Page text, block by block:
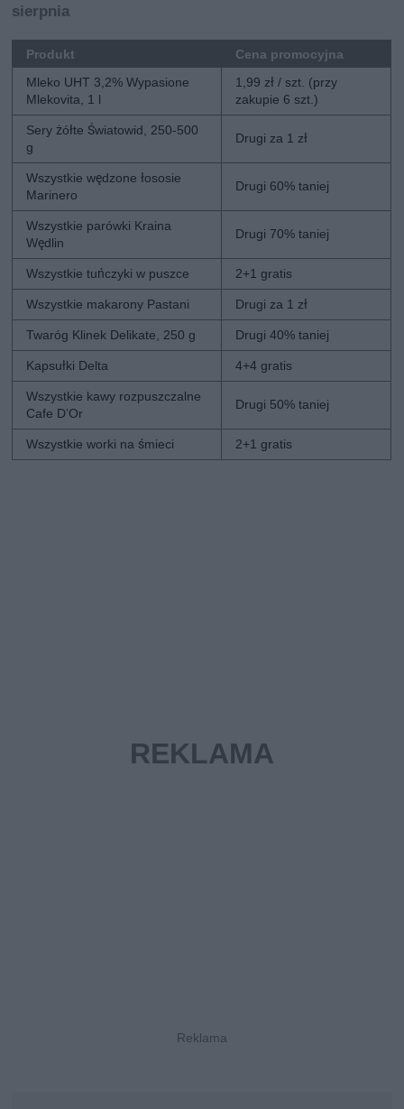
sierpnia
Produkt
Cena promocyjna
Mleko UHT 3,2% Wypasione
Mlekovita, 1 l
1,99 zł / szt. (przy
zakupie 6 szt.)
Sery żółte Światowid, 250-500
g
Drugi za 1 zł
Wszystkie wędzone łososie
Marinero
Drugi 60% taniej
Wszystkie parówki Kraina
Wędlin
Drugi 70% taniej
Wszystkie tuńczyki w puszce 2+1 gratis
Wszystkie makarony Pastani Drugi za 1 zł
Twaróg Klinek Delikate, 250 g Drugi 40% taniej
Kapsułki Delta 4+4 gratis
Wszystkie kawy rozpuszczalne
Cafe D’Or
Drugi 50% taniej
Wszystkie worki na śmieci 2+1 gratis